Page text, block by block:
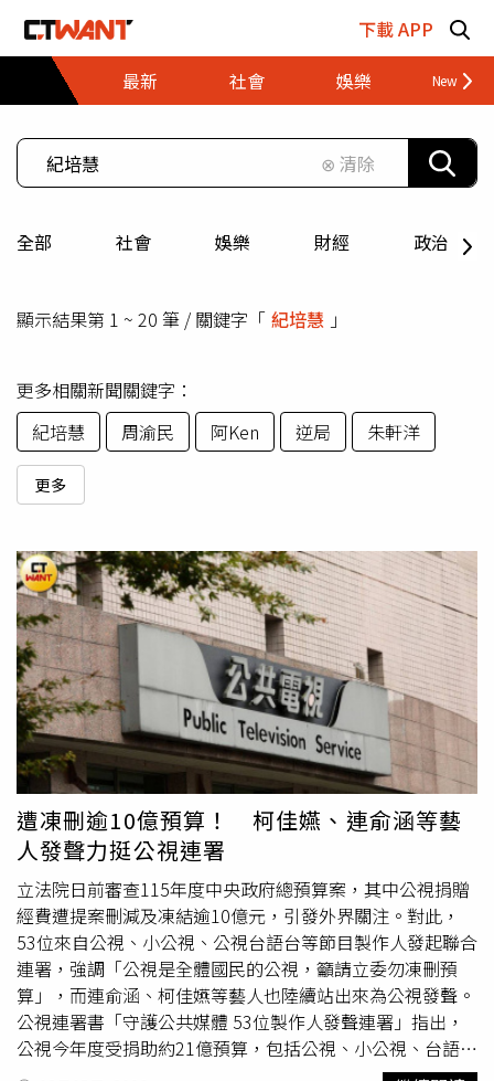
下載 APP
最新
社會 娛樂 財經
⊗ 清除
全部 社會 娛樂 財經 政治
顯示結果第 1 ~ 20 筆 / 關鍵字「 紀培慧 」
更多相關新聞關鍵字：
紀培慧
周渝民 阿Ken 逆局 朱軒洋
更多
遭凍刪逾10億預算！ 柯佳嬿、連俞涵等藝
人發聲力挺公視連署
立法院日前審查115年度中央政府總預算案，其中公視捐贈
經費遭提案刪減及凍結逾10億元，引發外界關注。對此，
53位來自公視、小公視、公視台語台等節目製作人發起聯合
連署，強調「公視是全體國民的公視，籲請立委勿凍刪預
算」，而連俞涵、柯佳嬿等藝人也陸續站出來為公視發聲。
公視連署書「守護公共媒體 53位製作人發聲連署」指出，
公視今年度受捐助約21億預算，包括公視、小公視、台語
台，若相關提案通過，將實質遭凍刪近5成，而這會導致公